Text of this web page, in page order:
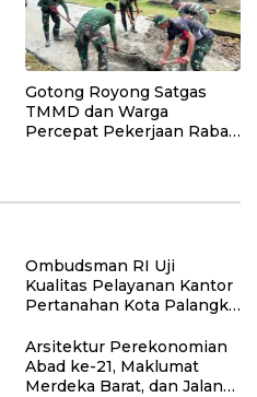
Gotong Royong Satgas
TMMD dan Warga
Percepat Pekerjaan Rabat
Ombudsman RI Uji
Kualitas Pelayanan Kantor
Pertanahan Kota Palangka
Arsitektur Perekonomian
Abad ke-21, Maklumat
Merdeka Barat, dan Jalan